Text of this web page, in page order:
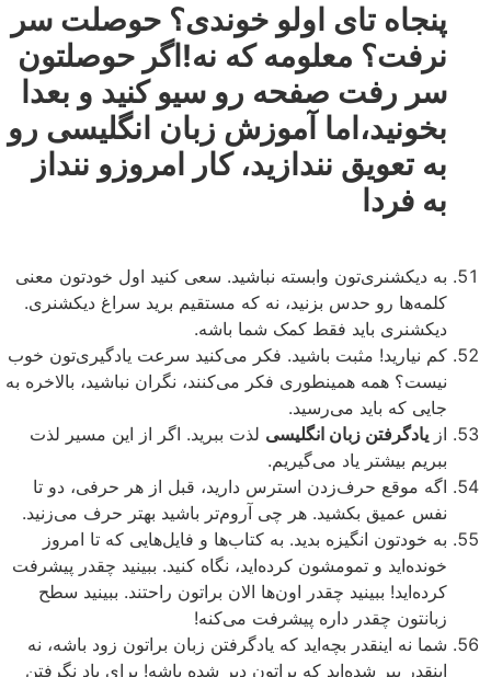
پنجاه تای اولو خوندی؟ حوصلت سر
نرفت؟ معلومه که نه!اگر حوصلتون
سر رفت صفحه رو سیو کنید و بعدا
بخونید،اما آموزش زبان انگلیسی رو
به تعویق نندازید، کار امروزو ننداز
به فردا
به دیکشنری‌تون وابسته نباشید. سعی کنید اول خودتون معنی
کلمه‌ها رو حدس بزنید، نه که مستقیم برید سراغ دیکشنری.
دیکشنری باید فقط کمک شما باشه.
کم نیارید! مثبت باشید. فکر می‌کنید سرعت یادگیری‌تون خوب
نیست؟ همه همینطوری فکر می‌کنند، نگران نباشید، بالاخره به
جایی که باید می‌رسید.
از یادگرفتن زبان انگلیسی لذت ببرید. اگر از این مسیر لذت
ببریم بیشتر یاد می‌گیریم.
اگه موقع حرف‌زدن استرس دارید، قبل از هر حرفی، دو تا
نفس عمیق بکشید. هر چی آروم‌تر باشید بهتر حرف می‌زنید.
به خودتون انگیزه بدید. به کتاب‌ها و فایل‌هایی که تا امروز
خونده‌اید و تمومشون کرده‌اید، نگاه کنید. ببینید چقدر پیشرفت
کرده‌اید! ببینید چقدر اون‌ها الان براتون راحتند. ببینید سطح
زبانتون چقدر داره پیشرفت می‌کنه!
شما نه اینقدر بچه‌اید که یادگرفتن زبان براتون زود باشه، نه
اینقدر پیر شده‌اید که براتون دیر شده باشه! برای یاد نگرفتن